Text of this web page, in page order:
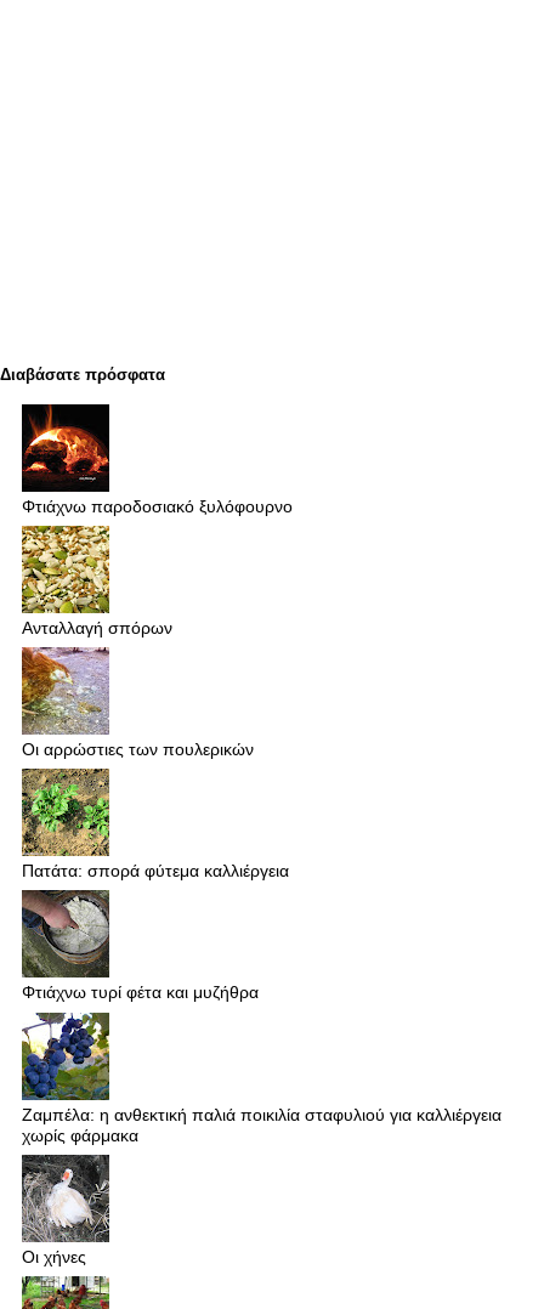
Διαβάσατε πρόσφατα
Φτιάχνω παροδοσιακό ξυλόφουρνο
Ανταλλαγή σπόρων
Οι αρρώστιες των πουλερικών
Πατάτα: σπορά φύτεμα καλλιέργεια
Φτιάχνω τυρί φέτα και μυζήθρα
Ζαμπέλα: η ανθεκτική παλιά ποικιλία σταφυλιού για καλλιέργεια
χωρίς φάρμακα
Οι χήνες